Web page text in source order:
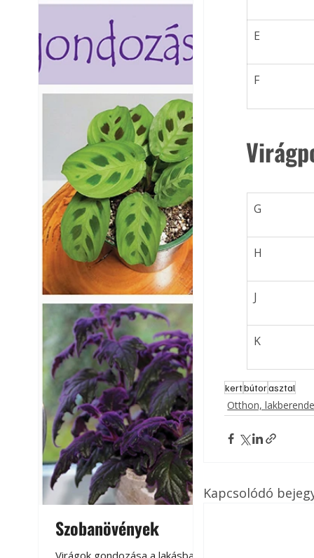
Szobanövények
E
F
G
H
J
K
kertbútorasztal
Otthon,
Kapcsolódó